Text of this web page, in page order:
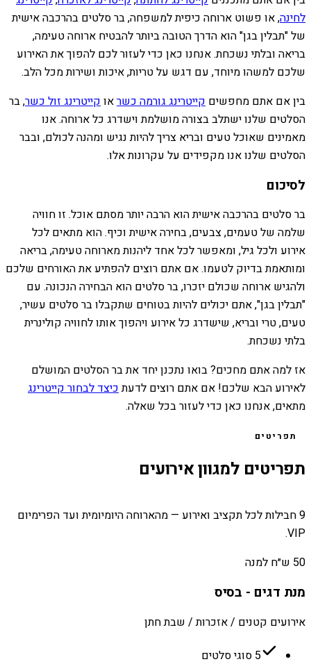
לחינה, או פשוט ארוחה כיפית למשפחה, בר סלטים בהרכבה אישית
של "תבלין בגן" הוא הדרך הטובה ביותר להבטיח ארוחה טעימה,
בריאה ובלתי נשכחת. אנחנו כאן כדי לעזור לכם להפוך את האירוע
שלכם למשהו מיוחד, עם דגש על טריות, איכות ושירות מכל הלב.
בין אם אתם מחפשים קייטרינג גורמה כשראוקייטרינג זול כשר, בר
הסלטים שלנו ישתלב בצורה מושלמת וישדרג כל ארוחה. אנו
מאמינים שאוכל טעים ובריא צריך להיות נגיש ומהנה לכולם, ובבר
הסלטים שלנו אנו מקפידים על עקרונות אלו.
לסיכום
בר סלטים בהרכבה אישית הוא הרבה יותר מסתם אוכל. זו חוויה
שלמה של טעמים, צבעים, בחירה אישית וכיף. הוא מתאים לכל
אירוע ולכל גיל, ומאפשר לכל אחד ליהנות מארוחה טעימה, בריאה
ומותאמת בדיוק לטעמו. אם אתם רוצים להפתיע את האורחים שלכם
ולהגיש ארוחה שכולם יזכרו, בר סלטים הוא הבחירה הנכונה. עם
"תבלין בגן", אתם יכולים להיות בטוחים שתקבלו בר סלטים עשיר,
טעים, טרי ובריא, שישדרג כל אירוע ויהפוך אותו לחוויה קולינרית
בלתי נשכחת.
אז למה אתם מחכים? בואו נתכנן יחד את בר הסלטים המושלם
לאירוע הבא שלכם! אם אתם רוצים לדעתכיצד לבחור קייטרינג
מתאים, אנחנו כאן כדי לעזור בכל שאלה.
תפריטים
תפריטים למגוון אירועים
9 חבילות לכל תקציב ואירוע — מהארוחה היומיומית ועד הפרימיום
VIP.
50 ש״ח למנה
מנת דגים - בסיס
אירועים קטנים / אזכרות / שבת חתן
5 סוגי סלטים